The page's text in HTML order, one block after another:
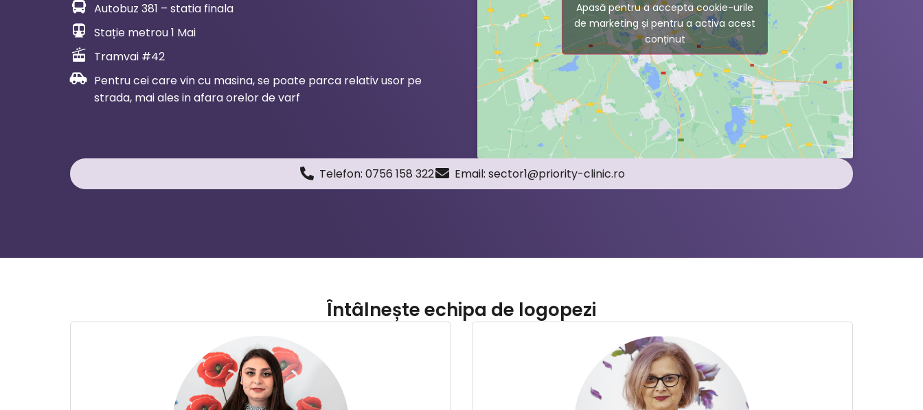
Autobuz 381 – statia finala
Stație metrou 1 Mai
Tramvai #42
Pentru cei care vin cu masina, se poate parca relativ usor pe
strada, mai ales in afara orelor de varf
Apasă pentru a accepta cookie-urile
de marketing și pentru a activa acest
conținut
Telefon: 0756 158 322 Email: sector1@priority-clinic.ro
Întâlnește echipa de logopezi